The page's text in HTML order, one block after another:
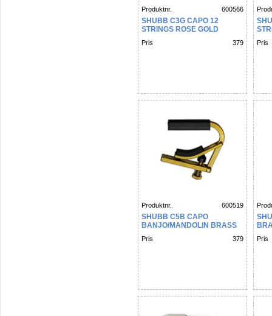
Produktnr. 600566
SHUBB C3G CAPO 12
STRINGS ROSE GOLD
Pris 379 Pris
Produktnr. 600519
SHUBB C5B CAPO
BANJO/MANDOLIN BRASS
Pris 379 Pris